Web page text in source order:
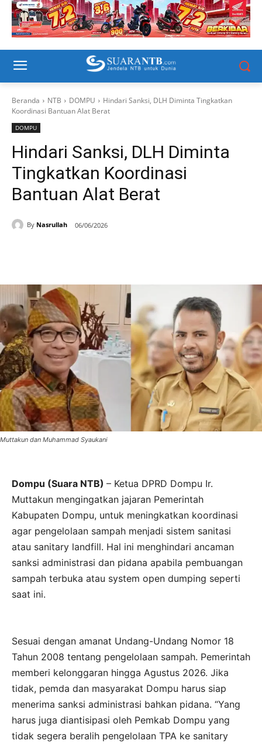
Beranda NTB DOMPU
Hindari Sanksi, DLH Diminta Tingkatkan
Koordinasi Bantuan Alat Berat
DOMPU
Hindari Sanksi, DLH Diminta
Tingkatkan Koordinasi
Bantuan Alat Berat
By Nasrullah 06/06/2026
Muttakun dan Muhammad Syaukani
Dompu (Suara NTB) – Ketua DPRD Dompu Ir.
Muttakun mengingatkan jajaran Pemerintah
Kabupaten Dompu, untuk meningkatkan koordinasi
agar pengelolaan sampah menjadi sistem sanitasi
atau sanitary landfill. Hal ini menghindari ancaman
sanksi administrasi dan pidana apabila pembuangan
sampah terbuka atau system open dumping seperti
saat ini.
Sesuai dengan amanat Undang-Undang Nomor 18
Tahun 2008 tentang pengelolaan sampah. Pemerintah
memberi kelonggaran hingga Agustus 2026. Jika
tidak, pemda dan masyarakat Dompu harus siap
menerima sanksi administrasi bahkan pidana. “Yang
harus juga diantisipasi oleh Pemkab Dompu yang
tidak segera beralih pengelolaan TPA ke sanitary